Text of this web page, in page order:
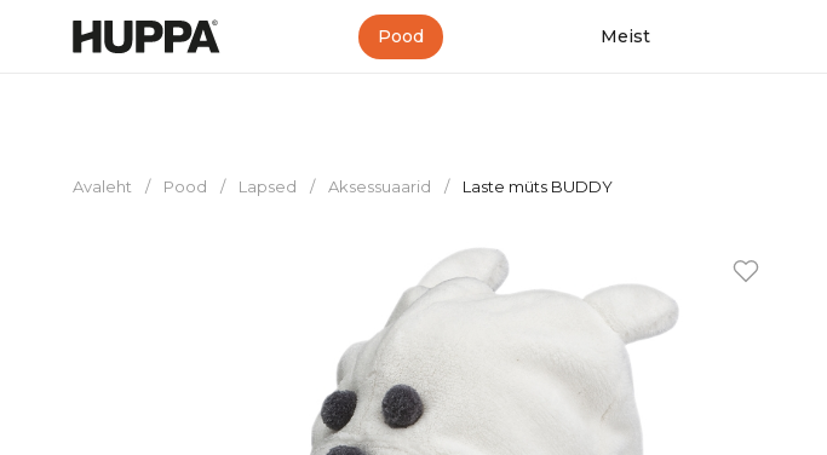
Pood Meist
Avaleht / Pood / Lapsed / Aksessuaarid / Laste müts BUDDY